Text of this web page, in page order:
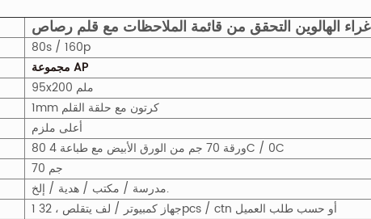
غراء الهالوين التحقق من قائمة الملاحظات مع قلم رصاص
80s / 160p
مجموعة AP
95x200 ملم
1mm كرتون مع حلقة القلم
أعلى ملزم
80 ورقة 70 جم من الورق الأبيض مع طباعة 4C / 0C
70 جم
مدرسة / مكتب / هدية / إلخ.
1 جهاز كمبيوتر / لف يتقلص ، 32pcs / ctn أو حسب طلب العميل